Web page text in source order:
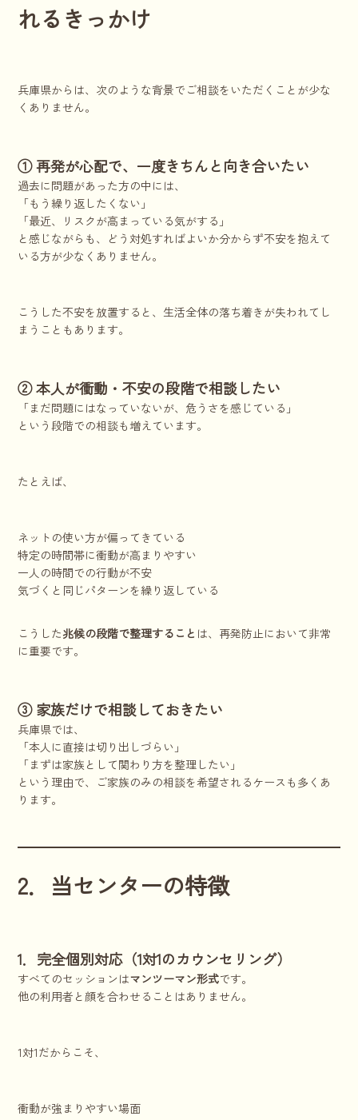
れるきっかけ
兵庫県からは、次のような背景でご相談をいただくことが少な
くありません。
① 再発が心配で、一度きちんと向き合いたい
過去に問題があった方の中には、
「もう繰り返したくない」
「最近、リスクが高まっている気がする」
と感じながらも、どう対処すればよいか分からず不安を抱えて
いる方が少なくありません。
こうした不安を放置すると、生活全体の落ち着きが失われてし
まうこともあります。
② 本人が衝動・不安の段階で相談したい
「まだ問題にはなっていないが、危うさを感じている」
という段階での相談も増えています。
たとえば、
ネットの使い方が偏ってきている
特定の時間帯に衝動が高まりやすい
一人の時間での行動が不安
気づくと同じパターンを繰り返している
こうした兆候の段階で整理すること は、再発防止において非常
に重要です。
③ 家族だけで相談しておきたい
兵庫県では、
「本人に直接は切り出しづらい」
「まずは家族として関わり方を整理したい」
という理由で、ご家族のみの相談を希望されるケースも多くあ
ります。
2．当センターの特徴
1．完全個別対応（1対1のカウンセリング）
すべてのセッションはマンツーマン形式です。
他の利用者と顔を合わせることはありません。
1対1だからこそ、
衝動が強まりやすい場面